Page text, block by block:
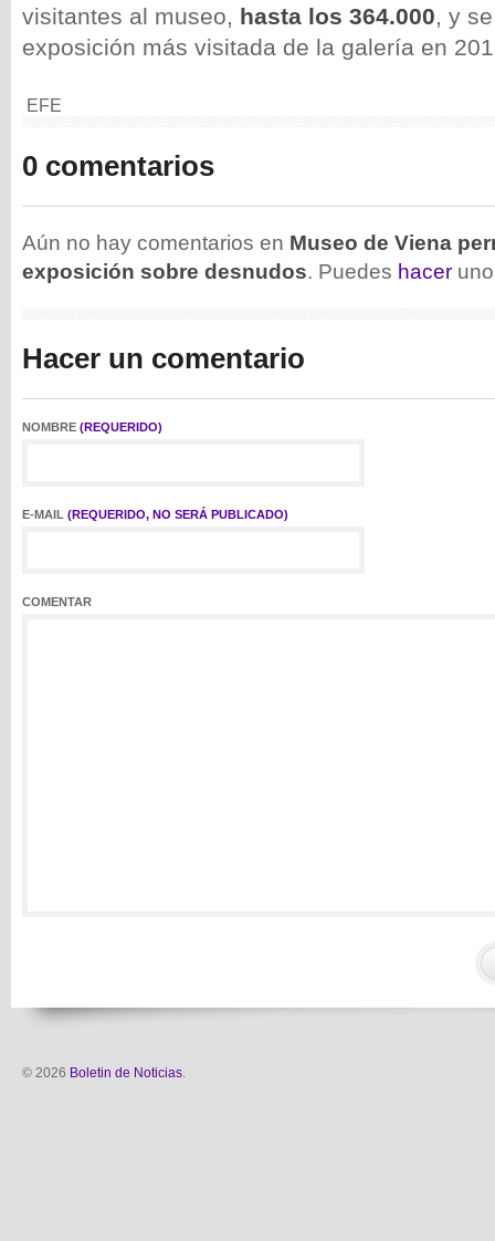
visitantes al museo, hasta los 364.000, y
exposición más visitada de la galería en
EFE
0 comentarios
Aún no hay comentarios en Museo de Viena
exposición sobre desnudos. Puedes hacer
Hacer un comentario
NOMBRE (REQUERIDO)
E-MAIL (REQUERIDO, NO SERÁ PUBLICADO)
COMENTAR
© 2026 Boletin de Noticias.